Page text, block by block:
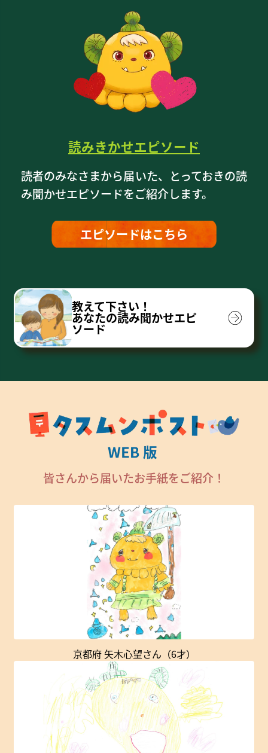
読みきかせエピソード
読者のみなさまから届いた、とっておきの読
み聞かせエピソードをご紹介します。
エピソードはこちら
教えて下さい！
あなたの読み聞かせエピ
ソード
皆さんから届いたお手紙をご紹介！
京都府 矢木心望さん（6才）